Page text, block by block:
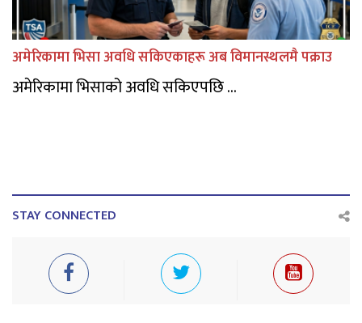
अमेरिकामा भिसा अवधि सकिएकाहरू अब विमानस्थलमै पक्राउ
अमेरिकामा भिसाको अवधि सकिएपछि ...
STAY CONNECTED